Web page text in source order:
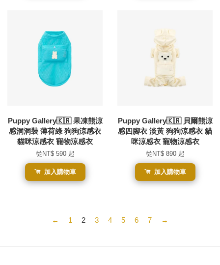
Puppy Gallery🇰🇷 果凍熊涼
感洞洞裝 薄荷綠 狗狗涼感衣
貓咪涼感衣 寵物涼感衣
從 NT$ 590 起
加入購物車
Puppy Gallery🇰🇷 貝爾熊涼
感四腳衣 淡黃 狗狗涼感衣 貓
咪涼感衣 寵物涼感衣
從 NT$ 890 起
加入購物車
← 1 2 3 4 5 6 7 →